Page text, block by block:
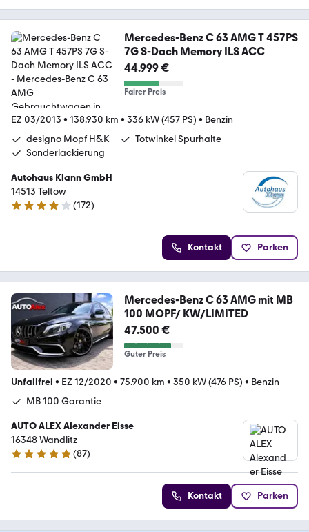
Mercedes-Benz C 63 AMG T 457PS
7G S-Dach Memory ILS ACC
44.999 €
Fairer Preis
EZ 03/2013 • 138.930 km • 336 kW (457 PS) • Benzin
designo Mopf H&K
Totwinkel Spurhalte
Sonderlackierung
Autohaus Klann GmbH
14513 Teltow
4 Sterne
(172)
Kontakt Parken
Mercedes-Benz C 63 AMG mit MB
100 MOPF/ KW/LIMITED
47.500 €
Guter Preis
Unfallfrei • EZ 12/2020 • 75.900 km • 350 kW (476 PS) • Benzin
MB 100 Garantie
AUTO ALEX Alexander Eisse
16348 Wandlitz
4.8 Sterne
(87)
Kontakt Parken